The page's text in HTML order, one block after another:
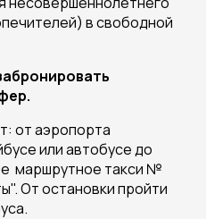
в свободной
от аэропорта
или автобусе до
маршрутное такси №
От остановки пройти